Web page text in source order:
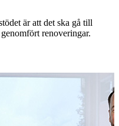
är att det ska gå till
renoveringar.